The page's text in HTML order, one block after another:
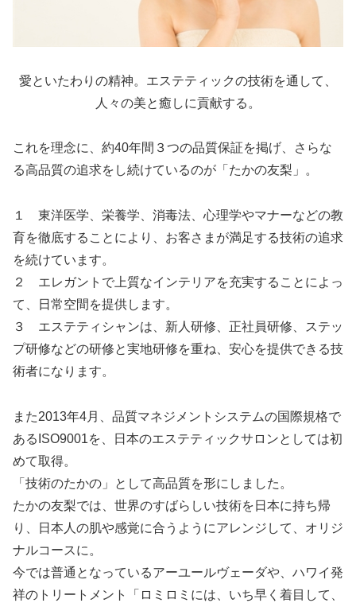
愛といたわりの精神。エステティックの技術を通して、
人々の美と癒しに貢献する。
これを理念に、約40年間３つの品質保証を掲げ、さらな
る高品質の追求をし続けているのが「たかの友梨」。
１ 東洋医学、栄養学、消毒法、心理学やマナーなどの教
育を徹底することにより、お客さまが満足する技術の追求
を続けています。
２ エレガントで上質なインテリアを充実することによっ
て、日常空間を提供します。
３ エステティシャンは、新人研修、正社員研修、ステッ
プ研修などの研修と実地研修を重ね、安心を提供できる技
術者になります。
また2013年4月、品質マネジメントシステムの国際規格で
あるISO9001を、日本のエステティックサロンとしては初
めて取得。
「技術のたかの」として高品質を形にしました。
たかの友梨では、世界のすばらしい技術を日本に持ち帰
り、日本人の肌や感覚に合うようにアレンジして、オリジ
ナルコースに。
今では普通となっているアーユールヴェーダや、ハワイ発
祥のトリートメント「ロミロミには、いち早く着目して、